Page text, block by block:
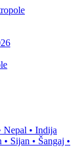
Nepal • Indija
Sijan • Šangaj •